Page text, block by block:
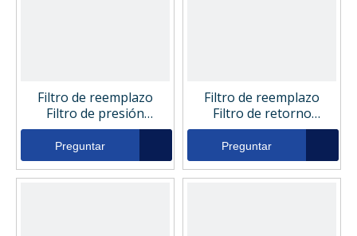
Filtro de reemplazo
Filtro de presión
hidráulica 334960
Preguntar
Filtro de reemplazo
Filtro de retorno
hidráulico 050314
Preguntar